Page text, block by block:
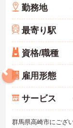
勤務地
最寄り駅
資格/職種
雇用形態
サービス
群馬県高崎市にござ